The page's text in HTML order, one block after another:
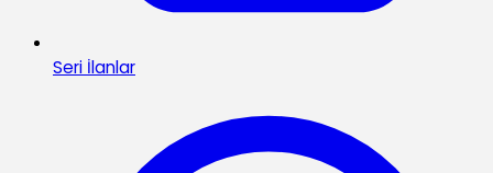
Seri İlanlar